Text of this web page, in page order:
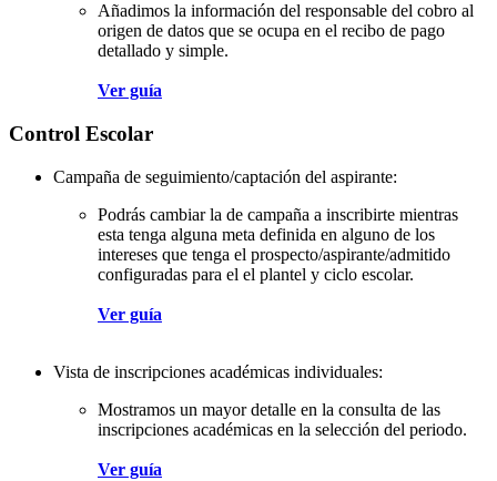
Añadimos la información del responsable del cobro al
origen de datos que se ocupa en el recibo de pago
detallado y simple.
Ver guía
Control Escolar
Campaña de seguimiento/captación del aspirante:
Podrás cambiar la de campaña a inscribirte mientras
esta tenga alguna meta definida en alguno de los
intereses que tenga el prospecto/aspirante/admitido
configuradas para el el plantel y ciclo escolar.
Ver guía
Vista de inscripciones académicas individuales:
Mostramos un mayor detalle en la consulta de las
inscripciones académicas en la selección del periodo.
Ver guía